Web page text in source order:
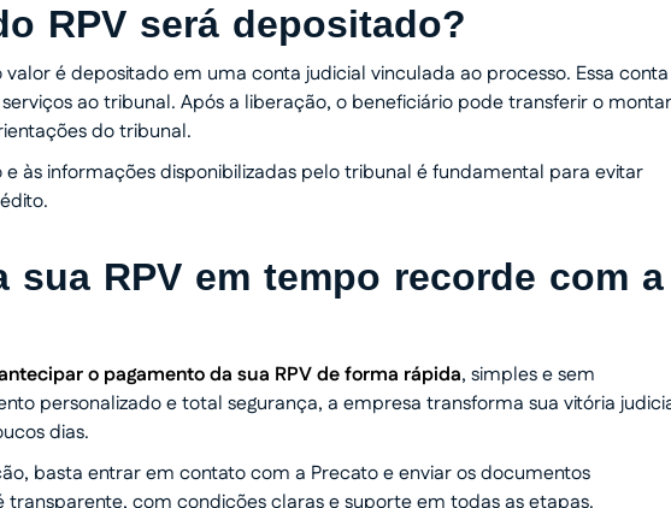
RPV será depositado?
é depositado em uma conta judicial vinculada ao processo. Essa conta
ao tribunal. Após a liberação, o beneficiário pode transferir o
do tribunal.
às informações disponibilizadas pelo tribunal é fundamental para evitar
sua RPV em tempo recorde com a
o pagamento da sua RPV de forma rápida, simples e sem
personalizado e total segurança, a empresa transforma sua vitória
dias.
basta entrar em contato com a Precato e enviar os documentos
transparente, com condições claras e suporte em todas as etapas.